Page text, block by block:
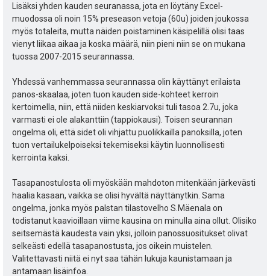
Lisäksi yhden kauden seuranassa, jota en löytäny Excel-
muodossa oli noin 15% preseason vetoja (60u) joiden joukossa
myös totaleita, mutta näiden poistaminen käsipelillä olisi taas
vienyt liikaa aikaa ja koska määrä, niin pieni niin se on mukana
tuossa 2007-2015 seurannassa.
Yhdessä vanhemmassa seurannassa olin käyttänyt erilaista
panos-skaalaa, joten tuon kauden side-kohteet kerroin
kertoimella, niin, että niiden keskiarvoksi tuli tasoa 2.7u, joka
varmasti ei ole alakanttiin (tappiokausi). Toisen seurannan
ongelma oli, että sidet oli vihjattu puolikkailla panoksilla, joten
tuon vertailukelpoiseksi tekemiseksi käytin luonnollisesti
kerrointa kaksi.
Tasapanostulosta oli myöskään mahdoton mitenkään järkevästi
haalia kasaan, vaikka se olisi hyvältä näyttänytkin. Sama
ongelma, jonka myös palstan tilastovelho S.Mäenala on
todistanut kaavioillaan viime kausina on minulla aina ollut. Olisiko
seitsemästä kaudesta vain yksi, jolloin panossuositukset olivat
selkeästi edellä tasapanostusta, jos oikein muistelen.
Valitettavasti niitä ei nyt saa tähän lukuja kaunistamaan ja
antamaan lisäinfoa.